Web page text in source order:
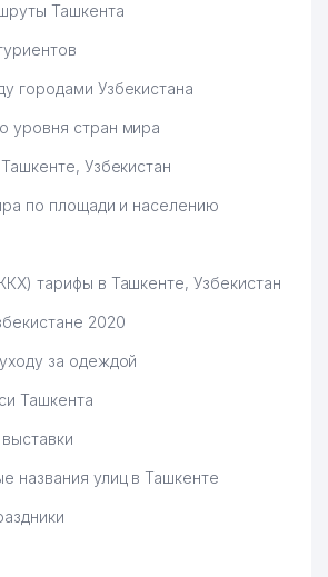
Ташкента
городами Узбекистана
уровня стран мира
Узбекистан
по площади и населению
тарифы в Ташкенте, Узбекистан
2020
за одеждой
Ташкента
названия улиц в Ташкенте